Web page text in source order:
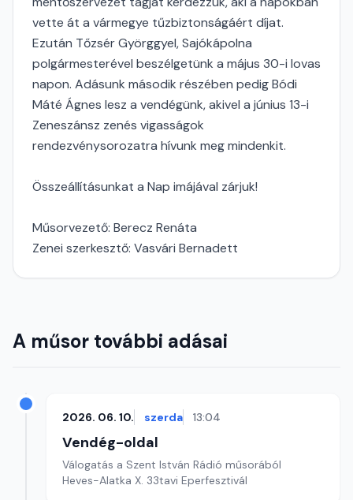
vette át a vármegye tűzbiztonságáért díjat.
Ezután Tőzsér Györggyel, Sajókápolna
polgármesterével beszélgetünk a május 30-i lovas
napon. Adásunk második részében pedig Bódi
Máté Ágnes lesz a vendégünk, akivel a június 13-i
Zeneszánsz zenés vigasságok
rendezvénysorozatra hívunk meg mindenkit.
Összeállításunkat a Nap imájával zárjuk!
Műsorvezető: Berecz Renáta
Zenei szerkesztő: Vasvári Bernadett
A műsor további adásai
2026. 06. 10. szerda 13:04
Vendég-oldal
Válogatás a Szent István Rádió műsorából
Heves-Alatka X. 33tavi Eperfesztivál